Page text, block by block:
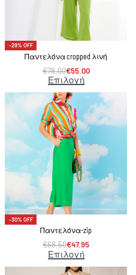
-29% OFF
Παντελόνα cropped λινή
€78.00€55.00
Επιλογή
-30% OFF
Παντελόνα-zip
€68.50€47.95
Επιλογή